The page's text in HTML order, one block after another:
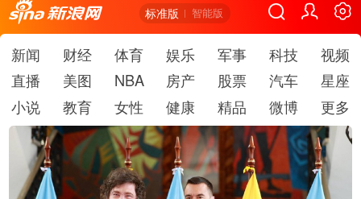
标准版 智能版
新闻 财经 体育 娱乐 军事 科技
视频
直播
美图 NBA 房产 股票 汽车
星座
小说
教育 女性 健康 精品 微博 更多